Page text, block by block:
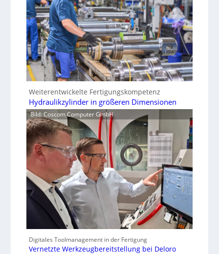
Weiterentwickelte Fertigungskompetenz
Hydraulikzylinder in größeren Dimensionen
Bild: Coscom Computer GmbH
Digitales Toolmanagement in der Fertigung
Vernetzte Werkzeugbereitstellung bei Deloro